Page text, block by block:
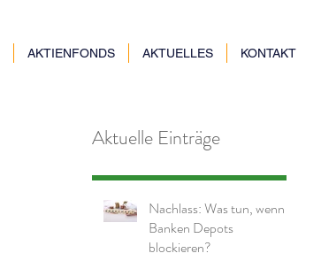
AKTIENFONDS AKTUELLES KONTAKT
Aktuelle Einträge
Nachlass: Was tun, wenn
Banken Depots
blockieren?